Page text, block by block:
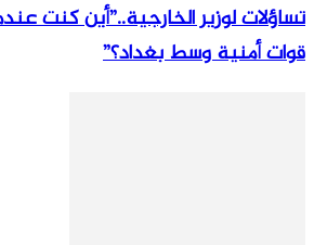
تساؤلات لوزير الخارجية..”أين كنت
قوات أمنية وسط بغداد؟”